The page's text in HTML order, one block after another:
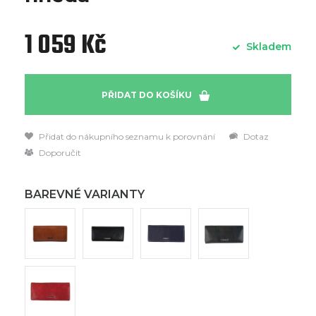
1 059 Kč Skladem
PŘIDAT DO KOŠÍKU
Přidat do nákupního seznamu k porovnání
Dotaz
Doporučit
BAREVNÉ VARIANTY